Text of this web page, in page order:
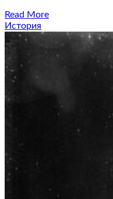
Read More
История